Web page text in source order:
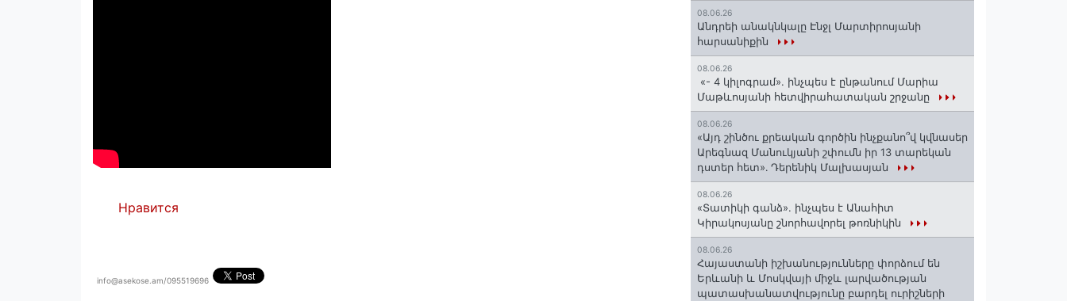
Нравится
info@asekose.am/095519696
08.06.26
Անդրեի անակնկալը Էնջլ Մարտիրոսյանի
հարսանիքին
08.06.26
«- 4 կիլոգրամ». ինչպես է ընթանում Մարիա
Մաթևոսյանի հետվիրահատական շրջանը
08.06.26
«Այդ շինծու քրեական գործին ինչքանո՞վ կվնասեր
Արեգնազ Մանուկյանի շփումն իր 13 տարեկան
դստեր հետ»․ Դերենիկ Մալխասյան
08.06.26
«Տատիկի գանձ». ինչպես է Անահիտ
Կիրակոսյանը շնորհավորել թոռնիկին
08.06.26
Հայաստանի իշխանությունները փորձում են
Երևանի և Մոսկվայի միջև լարվածության
պատասխանատվությունը բարդել ուրիշների